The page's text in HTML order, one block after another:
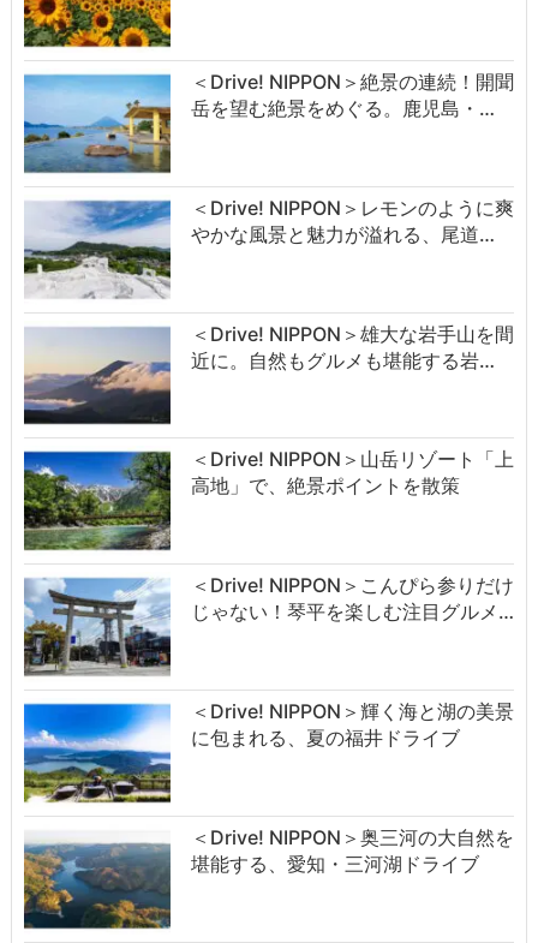
＜Drive! NIPPON＞絶景の連続！開聞
岳を望む絶景をめぐる。鹿児島・…
＜Drive! NIPPON＞レモンのように爽
やかな風景と魅力が溢れる、尾道…
＜Drive! NIPPON＞雄大な岩手山を間
近に。自然もグルメも堪能する岩…
＜Drive! NIPPON＞山岳リゾート「上
高地」で、絶景ポイントを散策
＜Drive! NIPPON＞こんぴら参りだけ
じゃない！琴平を楽しむ注目グルメ…
＜Drive! NIPPON＞輝く海と湖の美景
に包まれる、夏の福井ドライブ
＜Drive! NIPPON＞奥三河の大自然を
堪能する、愛知・三河湖ドライブ